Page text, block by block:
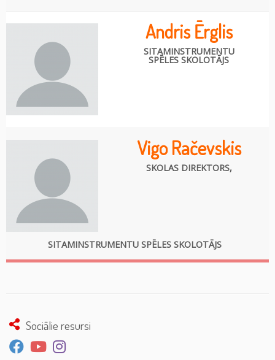
Andris Ērglis
SITAMINSTRUMENTU
SPĒLES SKOLOTĀJS
Vigo Račevskis
SKOLAS DIREKTORS,
SITAMINSTRUMENTU SPĒLES SKOLOTĀJS
Sociālie resursi